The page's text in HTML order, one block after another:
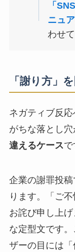
「
ニュ
わせ
「謝り方」
ネガティブ反
がちな落とし穴
違えるケースで
企業の謝罪投
ります。「ご
お詫び申し上
な定型文です
ザーの目には